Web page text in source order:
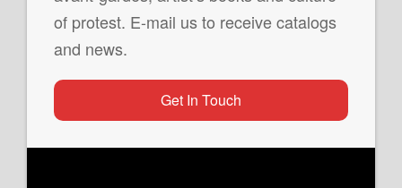
of protest. E-mail us to receive catalogs
and news.
Get In Touch